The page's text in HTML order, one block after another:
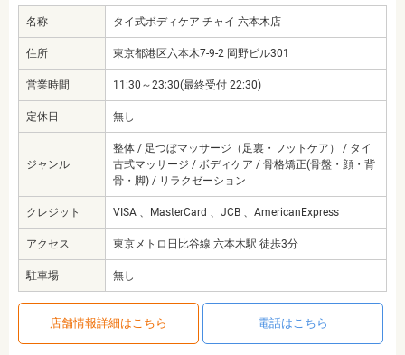
名称 タイ式ボディケア チャイ 六本木店
住所 東京都港区六本木7-9-2 岡野ビル301
営業時間 11:30～23:30(最終受付 22:30)
定休日 無し
ジャンル
整体 / 足つぼマッサージ（足裏・フットケア） / タイ
古式マッサージ / ボディケア / 骨格矯正(骨盤・顔・背
骨・脚) / リラクゼーション
クレジット VISA 、MasterCard 、JCB 、AmericanExpress
アクセス 東京メトロ日比谷線 六本木駅 徒歩3分
駐車場 無し
店舗情報詳細はこちら 電話はこちら